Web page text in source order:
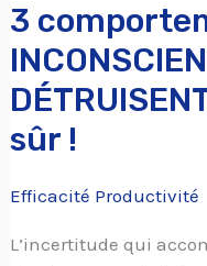
3
sûr !
Efficacité Productivité
L’incertitude qui
!